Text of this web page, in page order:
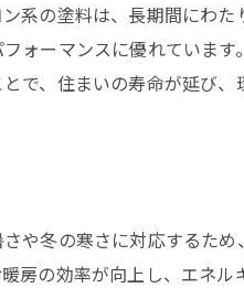
系の塗料は、長期間にわた
ォーマンスに優れています
で、住まいの寿命が延び、
や冬の寒さに対応するため
房の効率が向上し、エネル